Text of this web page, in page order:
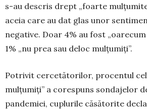
s-au descris drept „foarte
aceia care au dat glas unor
negative. Doar 4% au fost
1% „nu prea sau deloc mulțumiți”.
Potrivit cercetătorilor, procentul
mulțumiți” a corespuns sondajelor
pandemiei, cuplurile căsătorite